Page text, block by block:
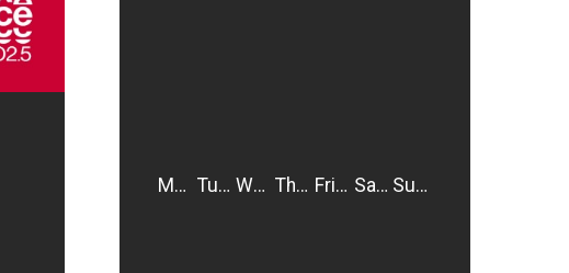
Monday Tuesday Wednesday Thursday Friday Saturday Sunday